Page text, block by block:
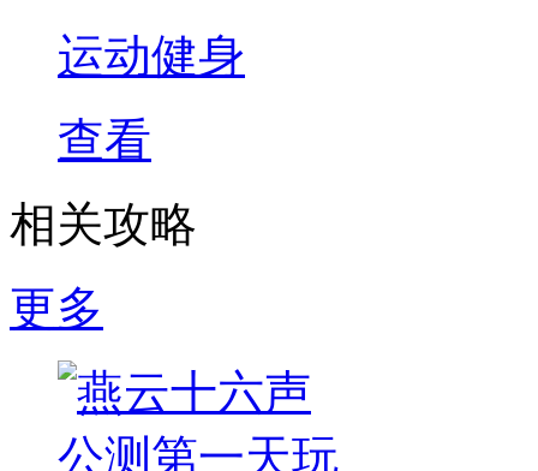
运动健身
查看
相关攻略
更多